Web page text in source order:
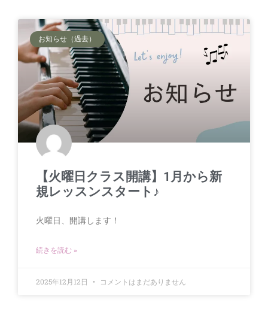
お知らせ（過去）
【火曜日クラス開講】1月から新
規レッスンスタート♪
火曜日、開講します！
続きを読む »
2025年12月12日 コメントはまだありません